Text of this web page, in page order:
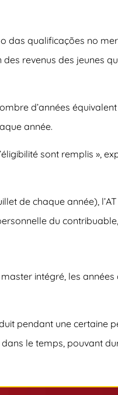
das qualificações no
revenus des jeunes
d’années
année.
sont remplis »,
de chaque année) ,
du
intégré, les
pendant une certaine
le temps, pouvant